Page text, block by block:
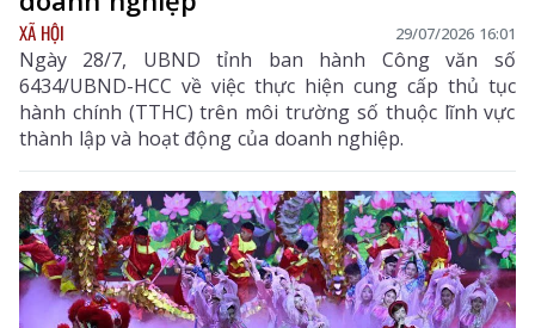
XÃ HỘI 29/07/2026 16:01
Ngày 28/7, UBND tỉnh ban hành Công văn số
6434/UBND-HCC về việc thực hiện cung cấp thủ tục
hành chính (TTHC) trên môi trường số thuộc lĩnh vực
thành lập và hoạt động của doanh nghiệp.